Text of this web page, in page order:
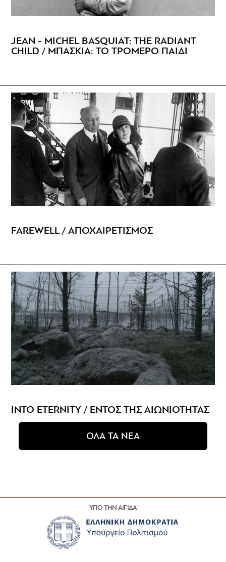
JEAN - MICHEL BASQUIAT: THE RADIANT
CHILD / ΜΠΑΣΚΙΑ: ΤΟ ΤΡΟΜΕΡΟ ΠΑΙΔΙ
FAREWELL / ΑΠΟΧΑΙΡΕΤΙΣΜΟΣ
INTO ETERNITY / ΕΝΤΟΣ ΤΗΣ ΑΙΩΝΙΟΤΗΤΑΣ
ΟΛΑ ΤΑ ΝΕΑ
ΥΠΟ ΤΗΝ ΑΙΓΙΔΑ